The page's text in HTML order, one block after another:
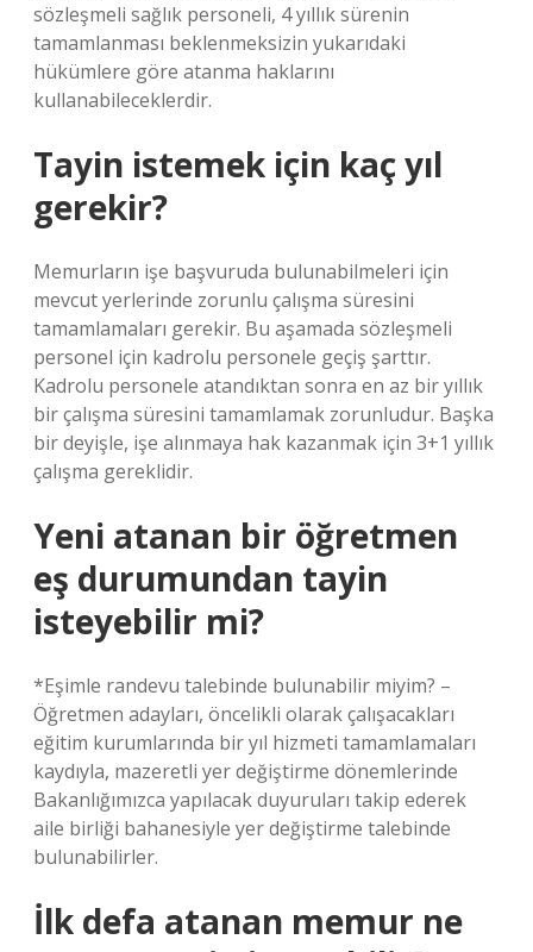
sözleşmeli sağlık personeli, 4 yıllık sürenin
tamamlanması beklenmeksizin yukarıdaki
hükümlere göre atanma haklarını
kullanabileceklerdir.
Tayin istemek için kaç yıl
gerekir?
Memurların işe başvuruda bulunabilmeleri için
mevcut yerlerinde zorunlu çalışma süresini
tamamlamaları gerekir. Bu aşamada sözleşmeli
personel için kadrolu personele geçiş şarttır.
Kadrolu personele atandıktan sonra en az bir yıllık
bir çalışma süresini tamamlamak zorunludur. Başka
bir deyişle, işe alınmaya hak kazanmak için 3+1 yıllık
çalışma gereklidir.
Yeni atanan bir öğretmen
eş durumundan tayin
isteyebilir mi?
*Eşimle randevu talebinde bulunabilir miyim? –
Öğretmen adayları, öncelikli olarak çalışacakları
eğitim kurumlarında bir yıl hizmeti tamamlamaları
kaydıyla, mazeretli yer değiştirme dönemlerinde
Bakanlığımızca yapılacak duyuruları takip ederek
aile birliği bahanesiyle yer değiştirme talebinde
bulunabilirler.
İlk defa atanan memur ne